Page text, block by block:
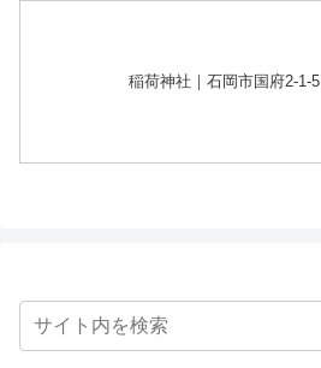
稲荷神社｜石岡市国府2-1-5